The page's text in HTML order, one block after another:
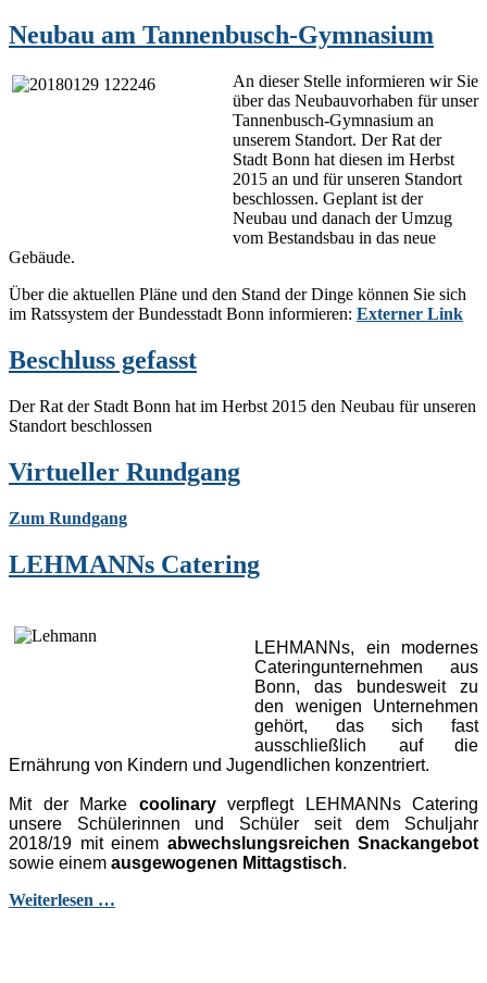
Neubau am Tannenbusch-Gymnasium
An dieser Stelle informieren wir Sie
über das Neubauvorhaben für unser
Tannenbusch-Gymnasium an
unserem Standort. Der Rat der
Stadt Bonn hat diesen im Herbst
2015 an und für unseren Standort
beschlossen. Geplant ist der
Neubau und danach der Umzug
vom Bestandsbau in das neue
Gebäude.
Über die aktuellen Pläne und den Stand der Dinge können Sie sich
im Ratssystem der Bundesstadt Bonn informieren: Externer Link
Beschluss gefasst
Der Rat der Stadt Bonn hat im Herbst 2015 den Neubau für unseren
Standort beschlossen
Virtueller Rundgang
Zum Rundgang
LEHMANNs Catering
LEHMANNs, ein modernes
Cateringunternehmen aus
Bonn, das bundesweit zu
den wenigen Unternehmen
gehört, das sich fast
ausschließlich auf die
Ernährung von Kindern und Jugendlichen konzentriert.
Mit der Marke coolinaryverpflegt LEHMANNs Catering
unsere Schülerinnen und Schüler seit dem Schuljahr
2018/19 mit einem abwechslungsreichen Snackangebot
sowie einem ausgewogenen Mittagstisch.
Weiterlesen …